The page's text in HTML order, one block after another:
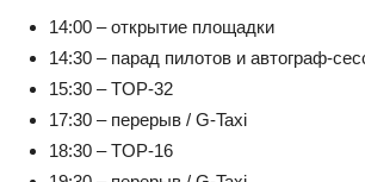
14:00 – открытие площадки
14:30 – парад пилотов и автограф-
15:30 – TOP-32
17:30 – перерыв / G-Taxi
18:30 – TOP-16